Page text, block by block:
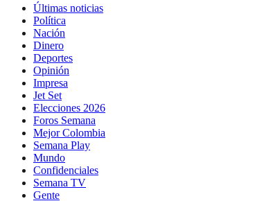
Últimas noticias
Política
Nación
Dinero
Deportes
Opinión
Impresa
Jet Set
Elecciones 2026
Foros Semana
Mejor Colombia
Semana Play
Mundo
Confidenciales
Semana TV
Gente